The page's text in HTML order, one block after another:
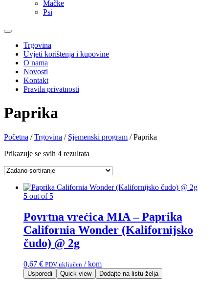
Mačke
Psi
Trgovina
Uvjeti korištenja i kupovine
O nama
Novosti
Kontakt
Pravila privatnosti
Paprika
Početna /Trgovina / Sjemenski program / Paprika
Prikazuje se svih 4 rezultata
5 out of 5
Povrtna vrećica MIA – Paprika
California Wonder (Kalifornijsko
čudo) @ 2g
0,67 € PDV uključen / kom
Usporedi Quick view Dodajte na listu želja